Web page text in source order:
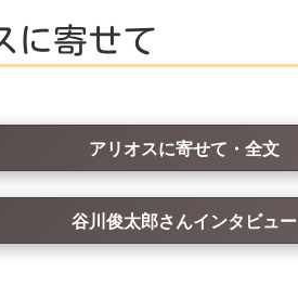
に寄せて
アリオスに寄せて・全文
谷川俊太郎さんインタビュー